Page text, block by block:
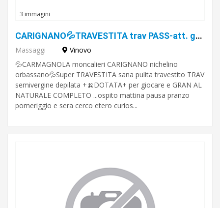
3 immagini
CARIGNANO💦TRAVESTITA trav PASS-att. gran super dotata PER maschi 28-58 enni dotati da svuotare!!
Massaggi
Vinovo
💦CARMAGNOLA moncalieri CARIGNANO nichelino
orbassano💦Super TRAVESTITA sana pulita travestito TRAV
semivergine depilata +🍌DOTATA+ per giocare e GRAN AL
NATURALE COMPLETO ...ospito mattina pausa pranzo
pomeriggio e sera cerco etero curios...